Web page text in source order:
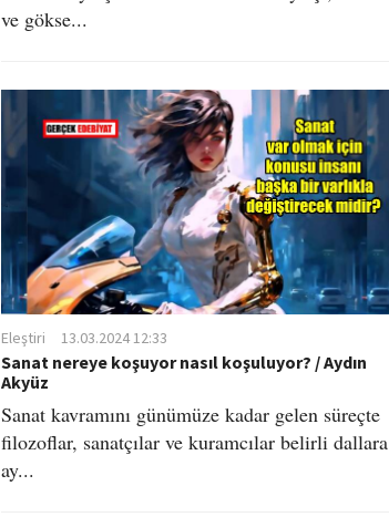
ve gökse...
Eleştiri 13.03.2024 12:33
Sanat nereye koşuyor nasıl koşuluyor? / Aydın
Akyüz
Sanat kavramını günümüze kadar gelen süreçte
filozoflar, sanatçılar ve kuramcılar belirli dallara
ay...